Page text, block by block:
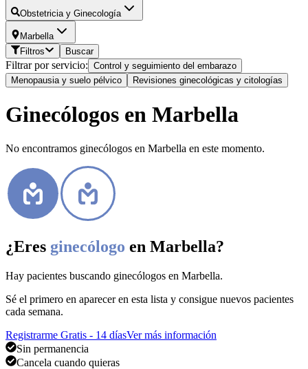
Obstetricia y Ginecología
Marbella
Filtros
Buscar
Filtrar por servicio: Control y seguimiento del embarazo
Menopausia y suelo pélvico
Revisiones ginecológicas y citologías
Ginecólogos en Marbella
No encontramos ginecólogos en Marbella en este momento.
¿Eres ginecólogo en Marbella?
Hay pacientes buscando ginecólogos en Marbella.
Sé el primero en aparecer en esta lista y consigue nuevos pacientes
cada semana.
Registrarme Gratis - 14 díasVer más información
Sin permanencia
Cancela cuando quieras